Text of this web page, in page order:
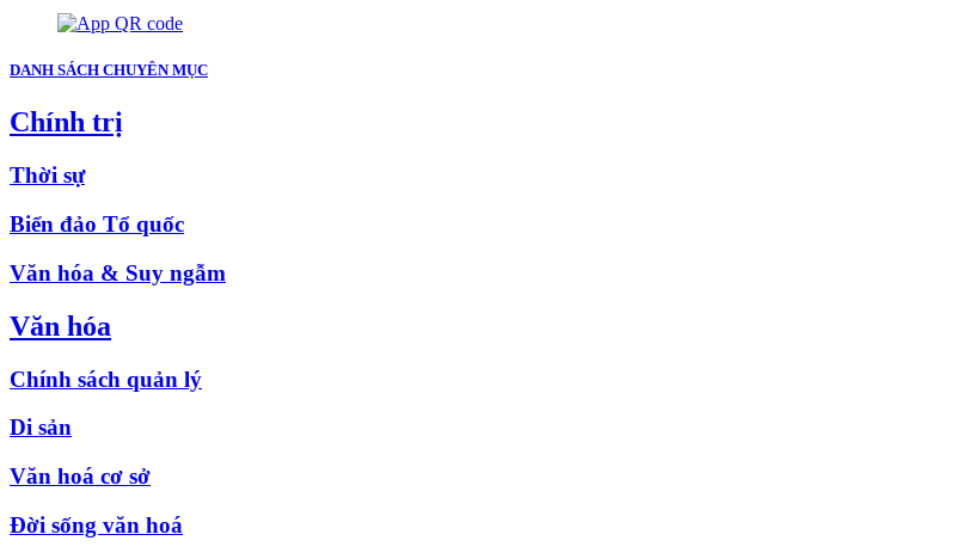
DANH SÁCH CHUYÊN MỤC
Chính trị
Thời sự
Biển đảo Tổ quốc
Văn hóa & Suy ngẫm
Văn hóa
Chính sách quản lý
Di sản
Văn hoá cơ sở
Đời sống văn hoá